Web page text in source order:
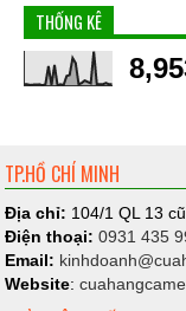
THỐNG KÊ
TP.HỒ CHÍ MINH
Địa chỉ: 104/1 QL 13
Điện thoại:0931 435
Email: kinhdoanh@
Website: